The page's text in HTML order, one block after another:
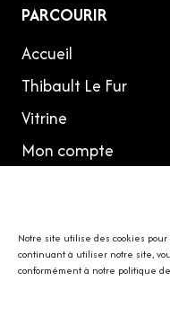
Notre site utilise des cookies
continuant à utiliser notre site,
conformément à notre politique
PARCOURIR
Accueil
Thibault Le Fur
Vitrine
Mon compte